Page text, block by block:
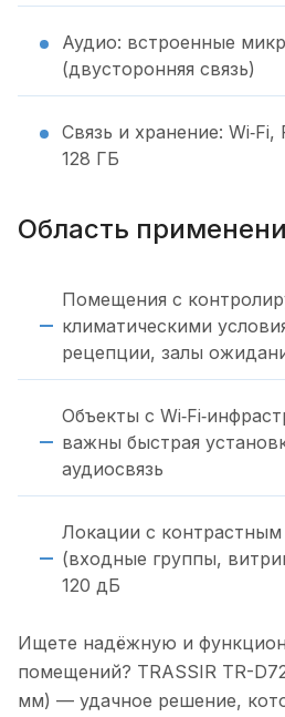
Аудио: встроенные
(двусторонняя связь)
Связь и хранение:
128 ГБ
Область
Помещения с
климатическими
рецепции, залы
Объекты с
важны быстрая
аудиосвязь
Локации с
(входные группы,
120 дБ
Ищете надёжную и
помещений? TRASSIR TR-
мм) — удачное решение,